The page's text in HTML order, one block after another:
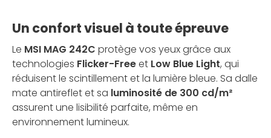
Un confort visuel à toute épreuve
Le MSI MAG 242C protège vos yeux grâce aux
technologies Flicker-Freeet Low Blue Light, qui
réduisent le scintillement et la lumière bleue. Sa dalle
mate antireflet et sa luminosité de 300 cd/m²
assurent une lisibilité parfaite, même en
environnement lumineux.